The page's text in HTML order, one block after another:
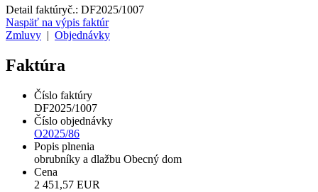
Detail faktúryč.: DF2025/1007
Naspäť na výpis faktúr
Zmluvy
Objednávky
Faktúra
Číslo faktúry
DF2025/1007
Číslo objednávky
O2025/86
Popis plnenia
obrubníky a dlažbu Obecný dom
Cena
2 451,57 EUR